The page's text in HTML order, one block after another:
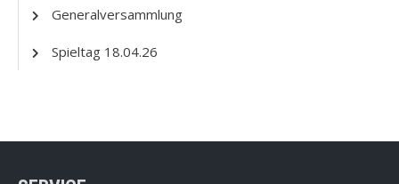
Generalversammlung
Spieltag 18.04.26